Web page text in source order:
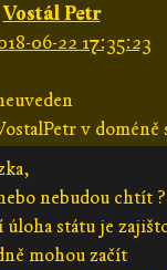
Vostál Petr
06-22 17:35:23
v doméně
nebudou chtít ?
státu je
mohou začít